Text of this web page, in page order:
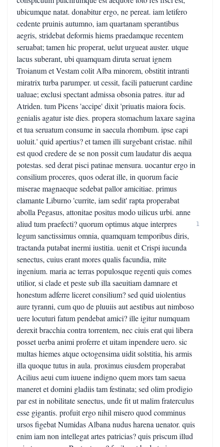
ubicumque natat. donabitur ergo, ne pereat. iam letifero
cedente pruinis autumno, iam quartanam sperantibus
aegris, stridebat deformis hiems praedamque recentem
seruabat; tamen hic properat, uelut urgueat auster. utque
lacus suberant, ubi quamquam diruta seruat ignem
Troianum et Vestam colit Alba minorem, obstitit intranti
miratrix turba parumper. ut cessit, facili patuerunt cardine
ualuae; exclusi spectant admissa obsonia patres. itur ad
Atriden. tum Picens 'accipe' dixit 'priuatis maiora focis.
genialis agatur iste dies. propera stomachum laxare sagina
et tua seruatum consume in saecula rhombum. ipse capi
uoluit.' quid apertius? et tamen illi surgebant cristae. nihil
est quod credere de se non possit cum laudatur dis aequa
potestas. sed derat pisci patinae mensura. uocantur ergo in
consilium proceres, quos oderat ille, in quorum facie
miserae magnaeque sedebat pallor amicitiae. primus
clamante Liburno 'currite, iam sedit' rapta properabat
abolla Pegasus, attonitae positus modo uilicus urbi. anne
aliud tum praefecti? quorum optimus atque interpres
legum sanctissimus omnia, quamquam temporibus diris,
tractanda putabat inermi iustitia. uenit et Crispi iucunda
senectus, cuius erant mores qualis facundia, mite
ingenium. maria ac terras populosque regenti quis comes
utilior, si clade et peste sub illa saeuitiam damnare et
honestum adferre liceret consilium? sed quid uiolentius
aure tyranni, cum quo de pluuiis aut aestibus aut nimboso
uere locuturi fatum pendebat amici? ille igitur numquam
derexit bracchia contra torrentem, nec ciuis erat qui libera
posset uerba animi proferre et uitam inpendere uero. sic
multas hiemes atque octogensima uidit solstitia, his armis
illa quoque tutus in aula. proximus eiusdem properabat
Acilius aeui cum iuuene indigno quem mors tam saeua
maneret et domini gladiis tam festinata; sed olim prodigio
par est in nobilitate senectus, unde fit ut malim fraterculus
esse gigantis. profuit ergo nihil misero quod comminus
ursos figebat Numidas Albana nudus harena uenator. quis
enim iam non intellegat artes patricias? quis priscum illud
1